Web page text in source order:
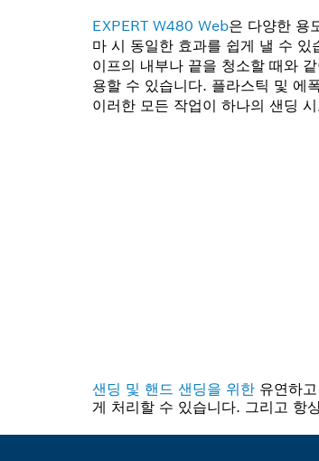
EXPERT W480 Web은 다양한 용
마 시 동일한 효과를 쉽게 낼 수
이프의 내부나 끝을 청소할 때와
용할 수 있습니다. 플라스틱 및 에
이러한 모든 작업이 하나의 샌딩
샌딩 및 핸드 샌딩을 위한 유연하
게 처리할 수 있습니다. 그리고 항